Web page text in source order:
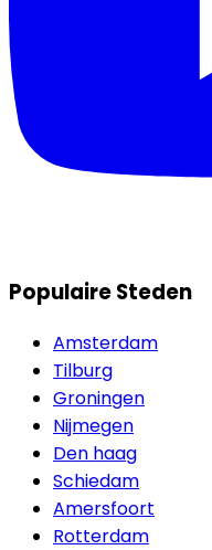
Populaire Steden
Amsterdam
Tilburg
Groningen
Nijmegen
Den haag
Schiedam
Amersfoort
Rotterdam